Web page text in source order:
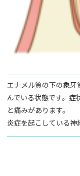
エナメル質の下の象
んでいる状態です。
と痛みがあります。
炎症を起こしている神